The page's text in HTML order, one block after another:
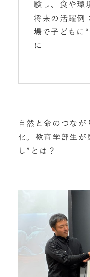
験し、食や環
将来の活躍例
場で子どもに
に
自然と命のつな
化。教育学部生が
し”とは？